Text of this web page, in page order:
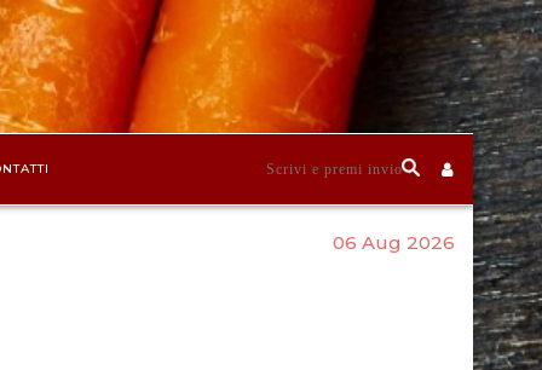
06 Aug 2026